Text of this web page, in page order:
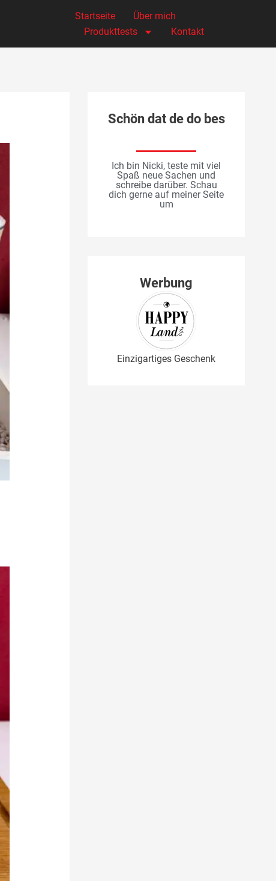
Startseite
Über mich
Produkttests
Kontakt
Schön dat de do bes
Ich bin Nicki, teste mit viel
Spaß neue Sachen und
schreibe darüber. Schau
dich gerne auf meiner Seite
um
Werbung
Einzigartiges Geschenk